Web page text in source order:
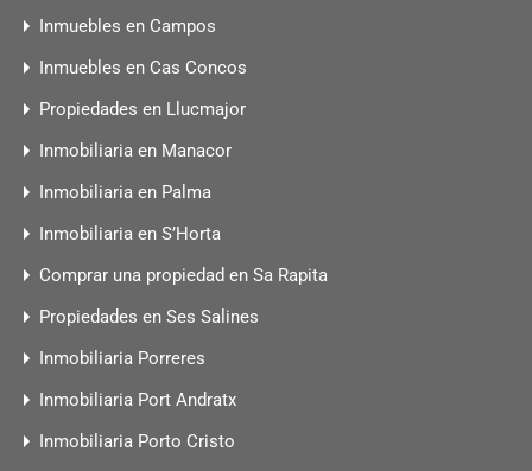
Inmuebles en Campos
Inmuebles en Cas Concos
Propiedades en Llucmajor
Inmobiliaria en Manacor
Inmobiliaria en Palma
Inmobiliaria en S’Horta
Comprar una propiedad en Sa Rapita
Propiedades en Ses Salines
Inmobiliaria Porreres
Inmobiliaria Port Andratx
Inmobiliaria Porto Cristo